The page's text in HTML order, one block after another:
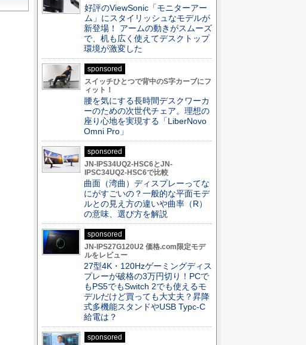
好評のViewSonic「モニターアー
ム」にスタイリッシュなモデルが
新登場！ アームの動きがスムーズ
で、机も広く使えてデスクトップ
環境が激変した
sponsored
スイッチひとつで背中のS字カーブにフ
ィット！
腰を気にする長時間デスクワーカ
ーのための次世代チェア。理想の
座り心地を実現する「LiberNovo
Omni Pro」
sponsored
JN-IPS34UQ2-HSC6とJN-
IPSC34UQ2-HSC6で比較
曲面（湾曲）ディスプレーってな
にがすごいの？一般的な平面モデ
ルとの見え方の違いや曲率（R）
の意味、選び方を解説
sponsored
JN-IPS27G120U2 価格.com限定モデ
ルをレビュー
27型4K・120Hzゲーミングディス
プレーが破格の3万円切り！PCで
もPS5でもSwitch 2でも使えるモ
デルだけど買っても大丈夫？昇降
式多機能スタンドやUSB Typc-C
給電は？
sponsored